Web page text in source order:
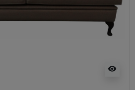
visibility